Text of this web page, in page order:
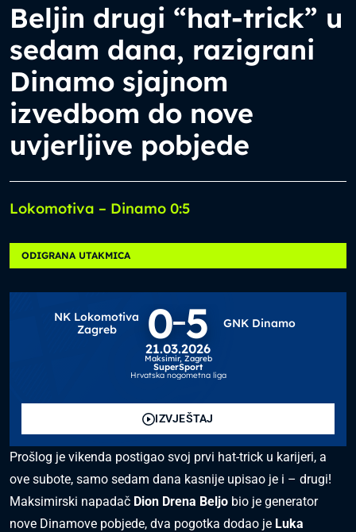
Beljin drugi “hat-trick” u
sedam dana, razigrani
Dinamo sjajnom
izvedbom do nove
uvjerljive pobjede
Lokomotiva – Dinamo 0:5
ODIGRANA UTAKMICA
NK Lokomotiva
Zagreb
0 5 GNK Dinamo
21.03.2026
Maksimir, Zagreb
SuperSport
Hrvatska nogometna liga
IZVJEŠTAJ
Prošlog je vikenda postigao svoj prvi hat-trick u karijeri, a
ove subote, samo sedam dana kasnije upisao je i – drugi!
Maksimirski napadač Dion Drena Beljo bio je generator
nove Dinamove pobjede, dva pogotka dodao je Luka